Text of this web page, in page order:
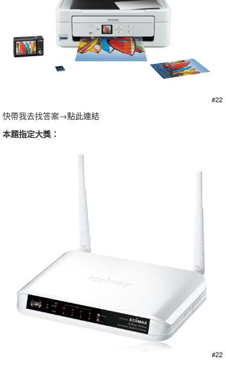
快帶我去找答案→點此連結
本題指定大獎：